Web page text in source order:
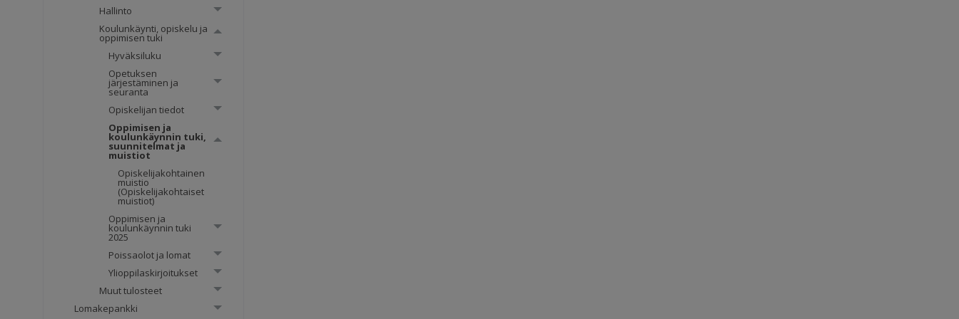
Hallinto
Koulunkäynti, opiskelu ja
oppimisen tuki
Hyväksiluku
Opetuksen
järjestäminen ja
seuranta
Opiskelijan tiedot
Oppimisen ja
koulunkäynnin tuki,
suunnitelmat ja
muistiot
Opiskelijakohtainen
muistio
(Opiskelijakohtaiset
muistiot)
Oppimisen ja
koulunkäynnin tuki
2025
Poissaolot ja lomat
Ylioppilaskirjoitukset
Muut tulosteet
Lomakepankki